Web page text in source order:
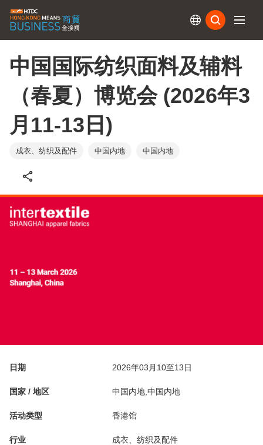
中国国际纺织⾯料及辅料
（春夏）博览会 (2026年3
月11-13日)
成衣、纺织及配件 中国内地 中国内地
日期 2026年03月10至13日
国家 / 地区 中国内地,中国内地
活动类型 香港馆
行业 成衣、纺织及配件